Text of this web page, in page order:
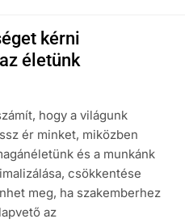
kérni
életünk
hogy a világunk
ér minket, miközben
és a munkánk
csökkentése
meg, ha szakemberhez
az